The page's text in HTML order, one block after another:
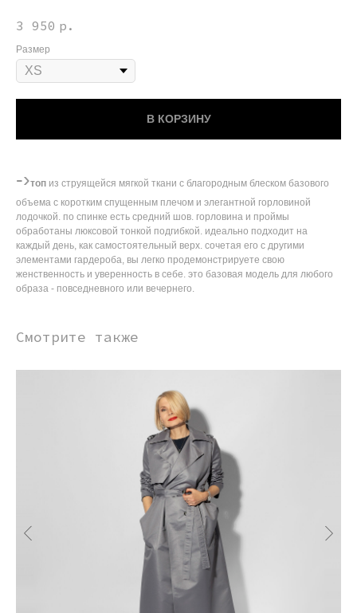
3 950 р.
Размер
В КОРЗИНУ
-›топ из струящейся мягкой ткани с благородным блеском базового
объема с коротким спущенным плечом и элегантной горловиной
лодочкой. по спинке есть средний шов. горловина и проймы
обработаны люксовой тонкой подгибкой. идеально подходит на
каждый день, как самостоятельный верх. сочетая его с другими
элементами гардероба, вы легко продемонстрируете свою
женственность и уверенность в себе. это базовая модель для любого
образа - повседневного или вечернего.
Смотрите также